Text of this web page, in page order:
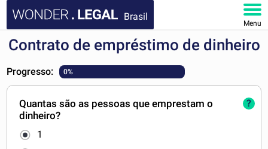
Brasil
Menu
HOME
DOCUMENTOS
FAQ
MINHA CONTA
Contrato de empréstimo de dinheiro
Progresso: 0%
Quantas são as pessoas que emprestam o
dinheiro?
1
?